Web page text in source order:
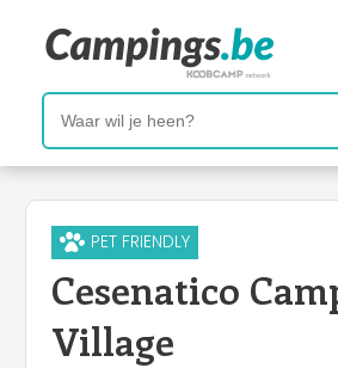
PET FRIENDLY
Cesenatico
Village